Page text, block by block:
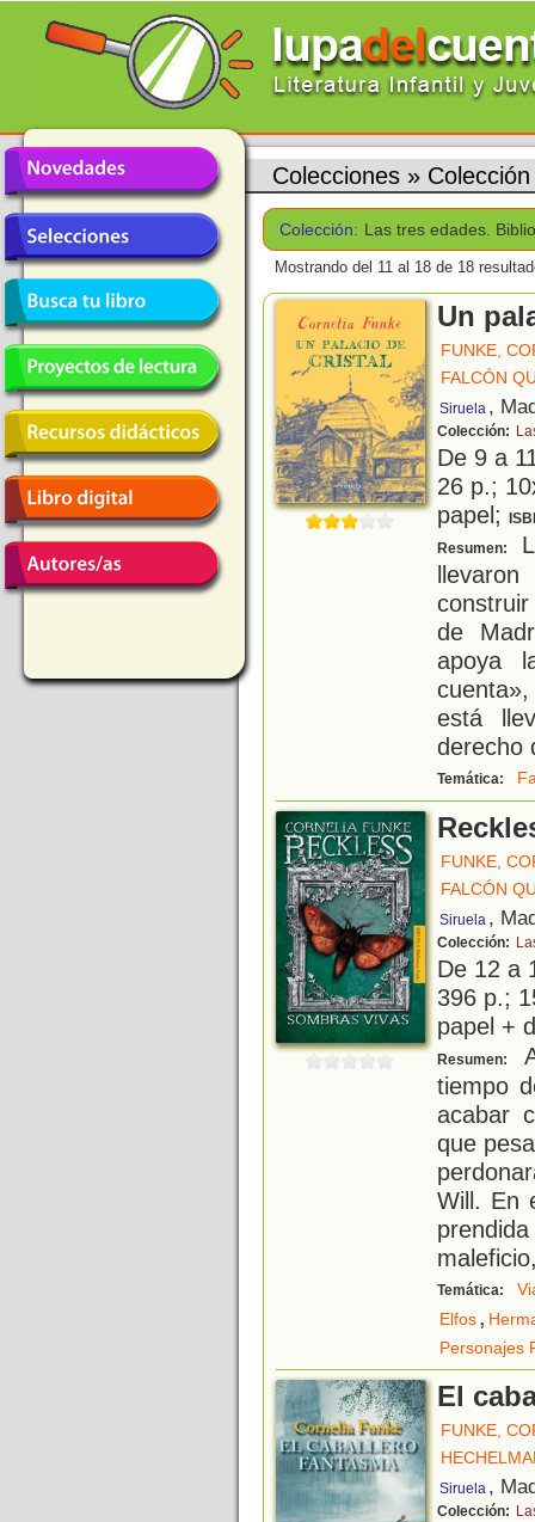
Colecciones »
Colección: Las tres edades.
Mostrando del 11 al 18 de 18
Un
FUNKE,
FALCÓN
Siruela ,
Colección:
De 9 a
26 p.;
papel;
Resumen:
de
apoya
está
derecho
Temática:
FUNKE,
FALCÓN
Siruela ,
Colección:
De 12 a
396 p.;
papel +
Resumen:
tiempo
acabar
que
Will. En
Temática:
Elfos,
Personajes
El
FUNKE,
Siruela ,
Colección: